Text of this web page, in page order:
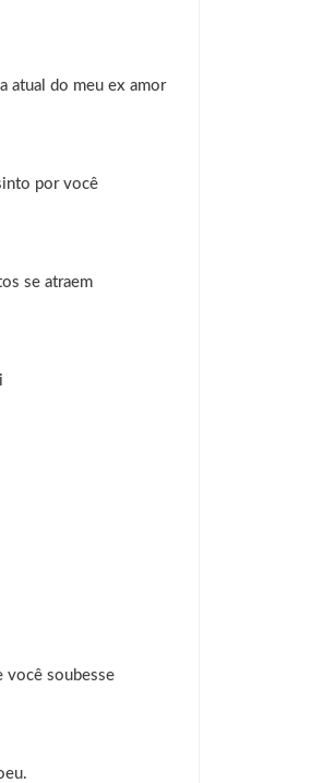
atual do meu ex amor
por você
se atraem
você soubesse